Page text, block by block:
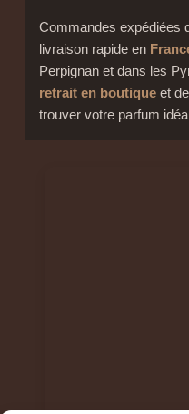
Commandes expédiées
livraison rapide en
Perpignan et dans les
retrait en boutiqueet de
trouver votre parfum